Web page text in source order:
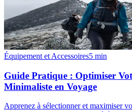
Équipement et Accessoires5 min
Guide Pratique : Optimiser
Minimaliste en Voyage
Apprenez à sélectionner et maximiser